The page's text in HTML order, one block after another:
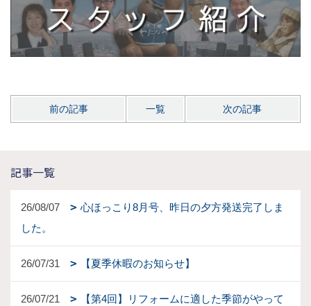
前の記事 一覧 次の記事
記事一覧
26/08/07
心ほっこり8月号、昨日の夕方発送完了しま
した。
26/07/31 【夏季休暇のお知らせ】
26/07/21
【第4回】リフォームに適した季節がやって